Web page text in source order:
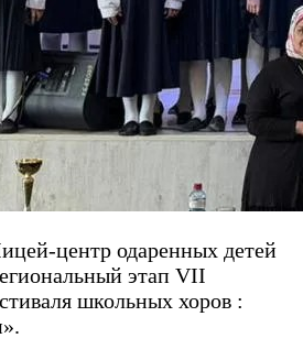
центр одаренных детей
этап VII
школьных хоров :